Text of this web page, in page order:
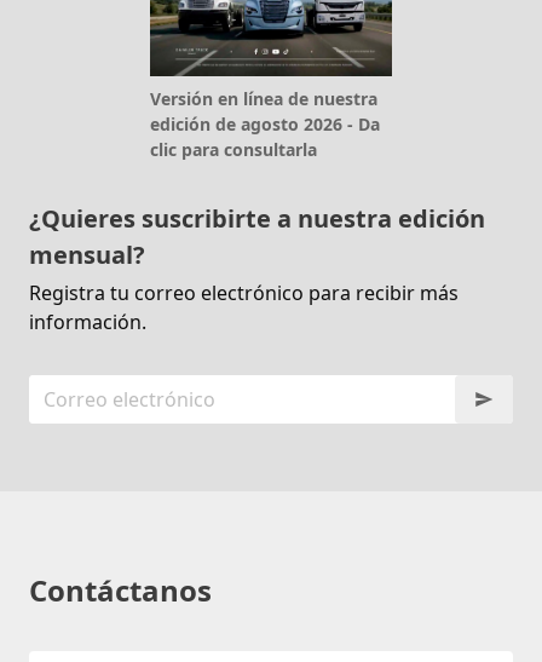
Versión en línea de nuestra
edición de agosto 2026 - Da
clic para consultarla
¿Quieres suscribirte a nuestra edición
mensual?
Registra tu correo electrónico para recibir más
información.
Contáctanos